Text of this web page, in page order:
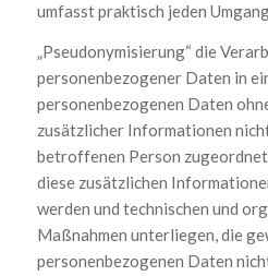
umfasst praktisch jeden
„Pseudonymisierung“ die
personenbezogener Daten in
personenbezogenen Daten
zusätzlicher Informationen
betroffenen Person
diese zusätzlichen
werden und technischen und
Maßnahmen unterliegen, die
personenbezogenen Daten